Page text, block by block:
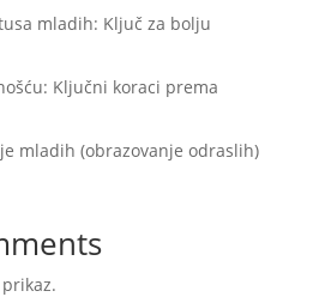
mladih: Ključ za bolju
Ključni koraci prema
mladih (obrazovanje odraslih)